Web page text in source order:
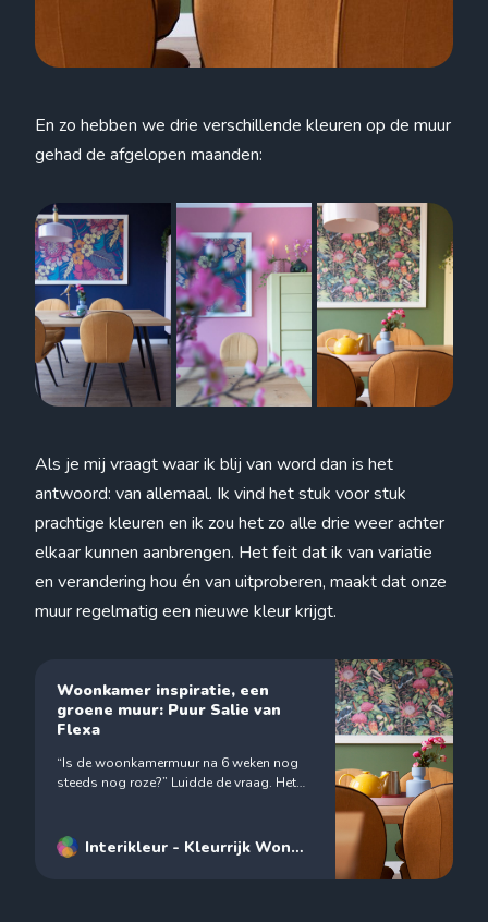
En zo hebben we drie verschillende kleuren op de muur
gehad de afgelopen maanden:
Als je mij vraagt waar ik blij van word dan is het
antwoord: van allemaal. Ik vind het stuk voor stuk
prachtige kleuren en ik zou het zo alle drie weer achter
elkaar kunnen aanbrengen. Het feit dat ik van variatie
en verandering hou én van uitproberen, maakt dat onze
muur regelmatig een nieuwe kleur krijgt.
Woonkamer inspiratie, een
groene muur: Puur Salie van
Flexa
“Is de woonkamermuur na 6 weken nog
steeds nog roze?” Luidde de vraag. Het
Interikleur - Kleurrijk Wonen